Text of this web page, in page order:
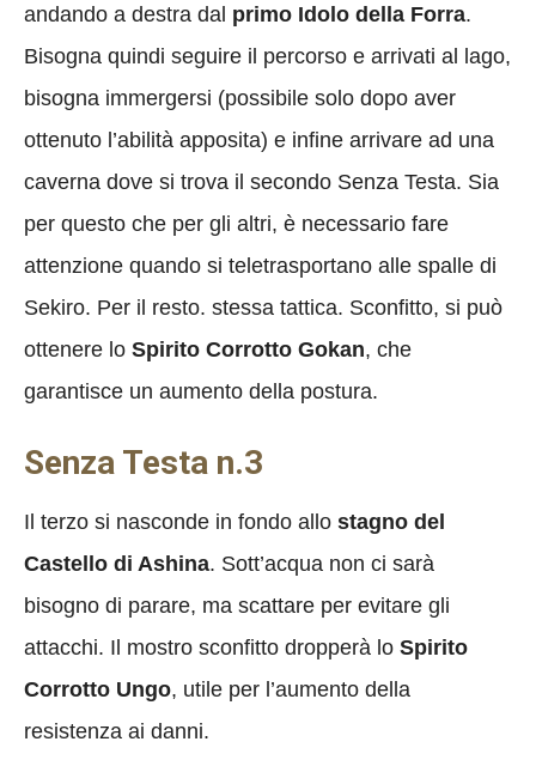
andando a destra dal primo Idolo della Forra.
Bisogna quindi seguire il percorso e arrivati al lago,
bisogna immergersi (possibile solo dopo aver
ottenuto l’abilità apposita) e infine arrivare ad una
caverna dove si trova il secondo Senza Testa. Sia
per questo che per gli altri, è necessario fare
attenzione quando si teletrasportano alle spalle di
Sekiro. Per il resto. stessa tattica. Sconfitto, si può
ottenere lo Spirito Corrotto Gokan, che
garantisce un aumento della postura.
Senza Testa n.3
Il terzo si nasconde in fondo allo stagno del
Castello di Ashina. Sott’acqua non ci sarà
bisogno di parare, ma scattare per evitare gli
attacchi. Il mostro sconfitto dropperà lo Spirito
Corrotto Ungo, utile per l’aumento della
resistenza ai danni.